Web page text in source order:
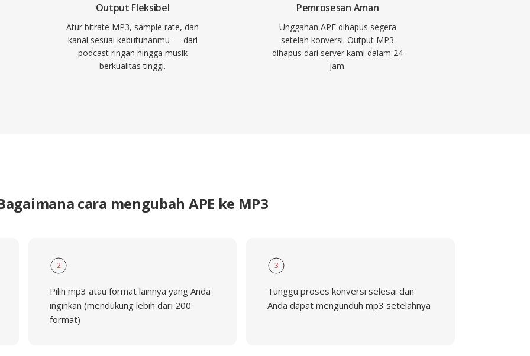
Output Fleksibel
Atur bitrate MP3, sample rate, dan
kanal sesuai kebutuhanmu — dari
podcast ringan hingga musik
berkualitas tinggi.
Pemrosesan Aman
Unggahan APE dihapus segera
setelah konversi. Output MP3
dihapus dari server kami dalam 24
jam.
cara mengubah APE ke MP3
2
Pilih mp3 atau format lainnya yang Anda
inginkan (mendukung lebih dari 200
format)
3
Tunggu proses konversi selesai dan
Anda dapat mengunduh mp3 setelahnya